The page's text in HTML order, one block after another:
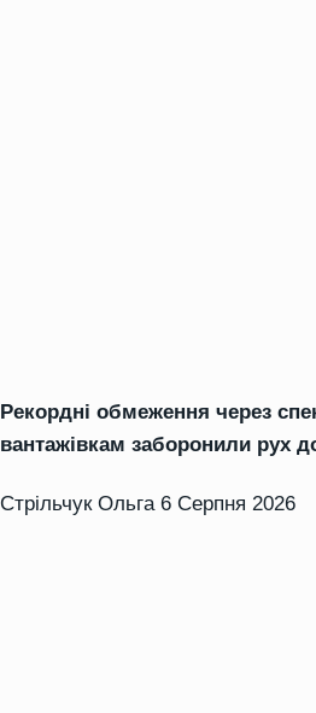
Рекордні обмеження через
вантажівкам заборонили рух
Стрільчук Ольга 6 Серпня 2026